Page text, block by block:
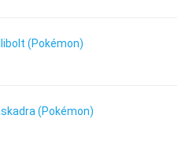
(Pokémon)
(Pokémon)